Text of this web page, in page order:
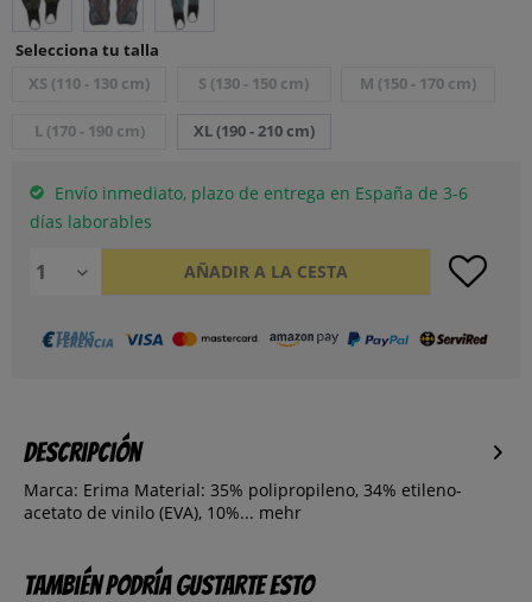
Selecciona tu talla
XS (110 - 130 cm)
S (130 - 150 cm) M (150 - 170 cm)
L (170 - 190 cm) XL (190 - 210 cm)
Envío inmediato, plazo de entrega en España de 3-6
días laborables
AÑADIR A LA CESTA
Descripción
Marca: Erima Material: 35% polipropileno, 34% etileno-
acetato de vinilo (EVA), 10%... mehr
También podría gustarte esto